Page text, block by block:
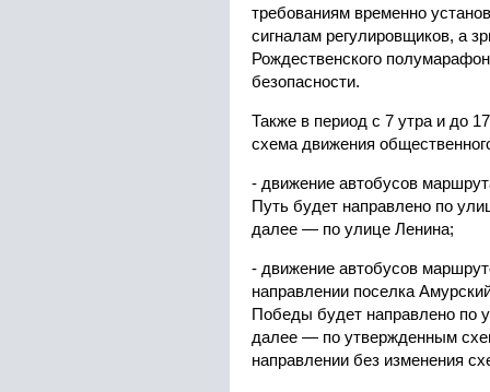
требованиям временно
сигналам регулировщиков, а
Рождественского
безопасности.
Также в период с 7 утра и до
схема движения
- движение автобусов
Путь будет направлено по
далее — по улице Ленина;
- движение автобусов
направлении поселка
Победы будет направлено по
далее — по утвержденным
направлении без изменения